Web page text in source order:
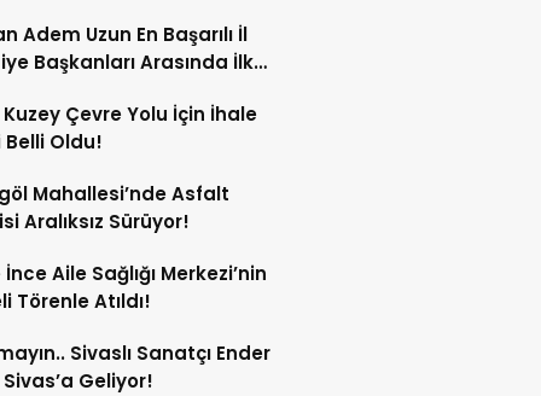
Adem Uzun En Başarılı İl
Başkanları Arasında İlk
Çevre Yolu İçin İhale
Belli Oldu!
Mahallesi’nde Asfalt
Aralıksız Sürüyor!
Aile Sağlığı Merkezi’nin
Törenle Atıldı!
Sivaslı Sanatçı Ender
Geliyor!